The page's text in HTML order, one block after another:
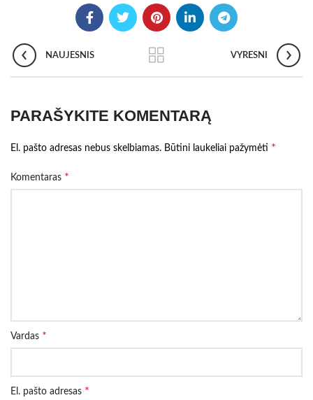
NAUJESNIS VYRESNI
PARAŠYKITE KOMENTARĄ
El. pašto adresas nebus skelbiamas. Būtini laukeliai pažymėti *
Komentaras *
Vardas *
El. pašto adresas *